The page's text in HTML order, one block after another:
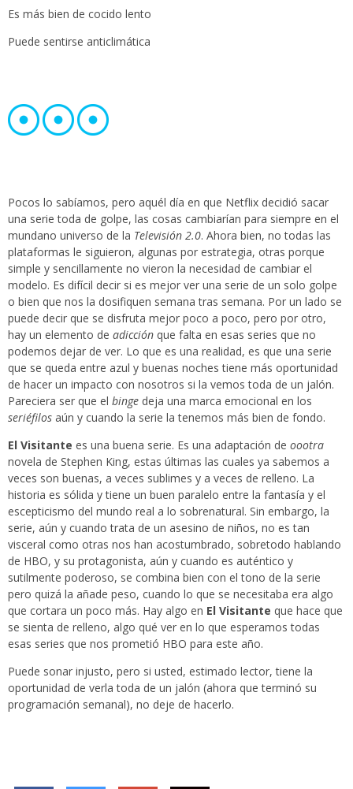
Es más bien de cocido lento
Puede sentirse anticlimática
Pocos lo sabíamos, pero aquél día en que Netflix decidió sacar
una serie toda de golpe, las cosas cambiarían para siempre en el
mundano universo de la Televisión 2.0. Ahora bien, no todas las
plataformas le siguieron, algunas por estrategia, otras porque
simple y sencillamente no vieron la necesidad de cambiar el
modelo. Es difícil decir si es mejor ver una serie de un solo golpe
o bien que nos la dosifiquen semana tras semana. Por un lado se
puede decir que se disfruta mejor poco a poco, pero por otro,
hay un elemento de adicción que falta en esas series que no
podemos dejar de ver. Lo que es una realidad, es que una serie
que se queda entre azul y buenas noches tiene más oportunidad
de hacer un impacto con nosotros si la vemos toda de un jalón.
Pareciera ser que el binge deja una marca emocional en los
seriéfilos aún y cuando la serie la tenemos más bien de fondo.
El Visitante es una buena serie. Es una adaptación de oootra
novela de Stephen King, estas últimas las cuales ya sabemos a
veces son buenas, a veces sublimes y a veces de relleno. La
historia es sólida y tiene un buen paralelo entre la fantasía y el
escepticismo del mundo real a lo sobrenatural. Sin embargo, la
serie, aún y cuando trata de un asesino de niños, no es tan
visceral como otras nos han acostumbrado, sobretodo hablando
de HBO, y su protagonista, aún y cuando es auténtico y
sutilmente poderoso, se combina bien con el tono de la serie
pero quizá la añade peso, cuando lo que se necesitaba era algo
que cortara un poco más. Hay algo en El Visitante que hace que
se sienta de relleno, algo qué ver en lo que esperamos todas
esas series que nos prometió HBO para este año.
Puede sonar injusto, pero si usted, estimado lector, tiene la
oportunidad de verla toda de un jalón (ahora que terminó su
programación semanal), no deje de hacerlo.